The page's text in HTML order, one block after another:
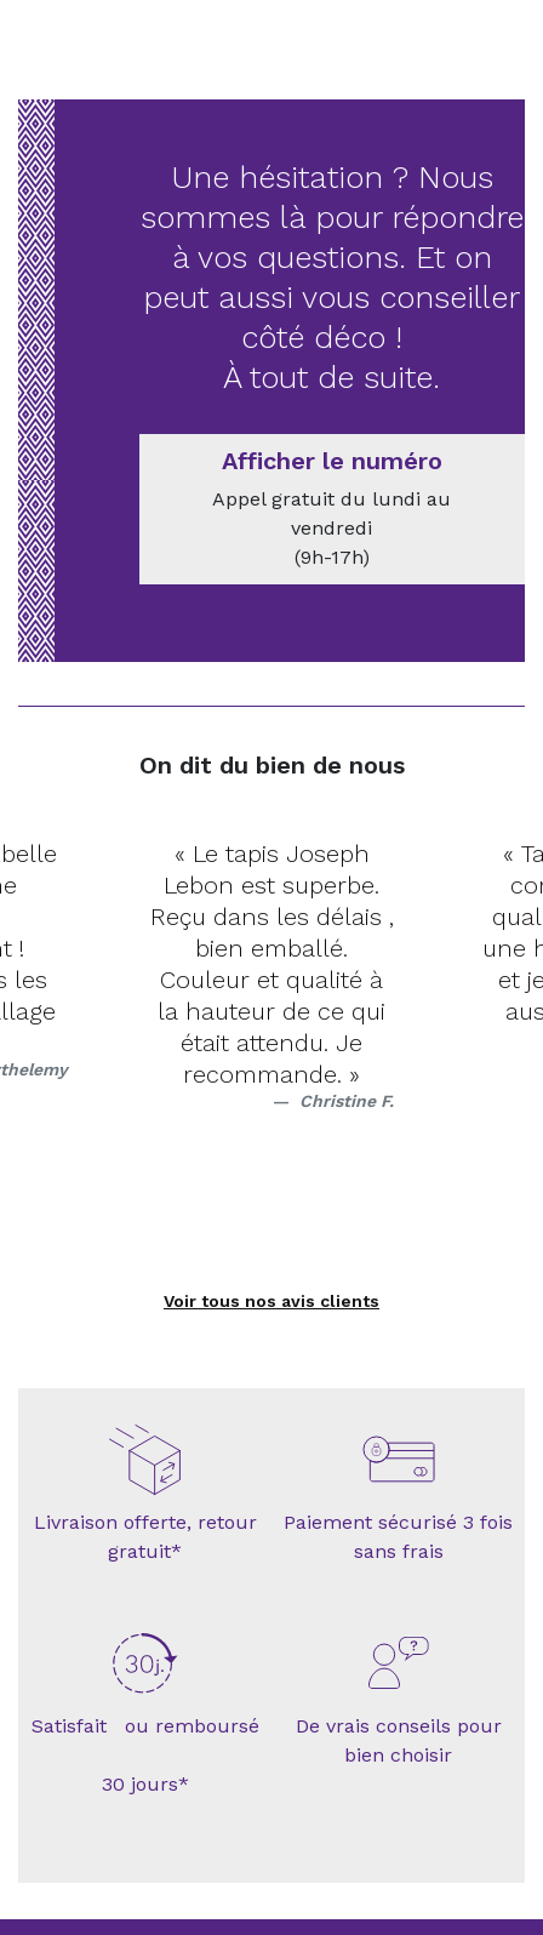
Une hésitation ? Nous
sommes là pour répondre
à vos questions. Et on
peut aussi vous conseiller
côté déco !
À tout de suite.
Afficher le numéro
Appel gratuit du lundi au
vendredi
(9h-17h)
On dit du bien de nous
!
les
« Le tapis Joseph
Lebon est superbe.
Reçu dans les délais ,
bien emballé.
Couleur et qualité à
la hauteur de ce qui
était attendu. Je
recommande. »
Christine F.
«
une
et
Voir tous nos avis clients
Livraison offerte, retour
gratuit*
Paiement sécurisé 3 fois
sans frais
Satisfait ou remboursé
30 jours*
De vrais conseils pour
bien choisir